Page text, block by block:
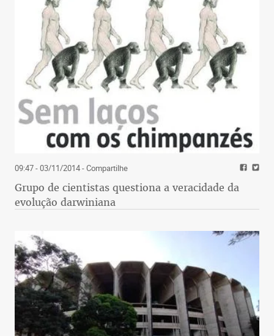
09:47 - 03/11/2014- Compartilhe
Grupo de cientistas questiona a veracidade da
evolução darwiniana